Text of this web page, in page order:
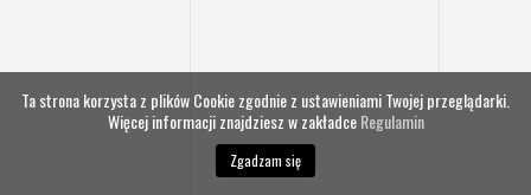
Ta strona korzysta z plików Cookie zgodnie z ustawieniami Twojej przeglądarki.
Więcej informacji znajdziesz w zakładceRegulamin
Zgadzam się